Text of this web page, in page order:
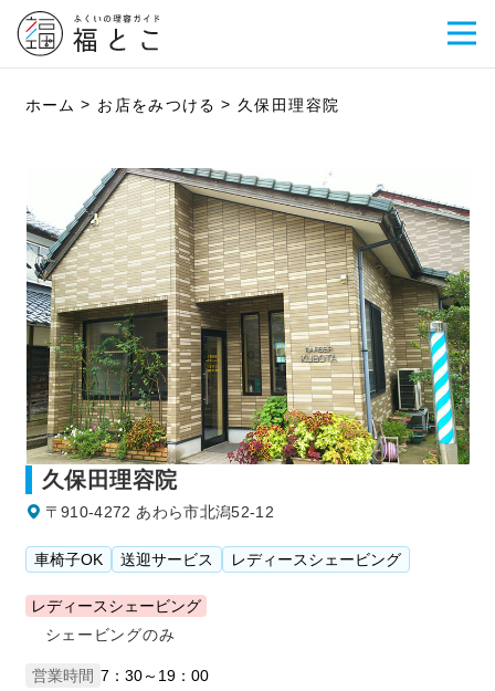
ホーム お店をみつける 久保田理容院
久保田理容院
〒910-4272 あわら市北潟52-12
車椅子OK 送迎サービス レディースシェービング
レディースシェービング
シェービングのみ
営業時間 7：30～19：00